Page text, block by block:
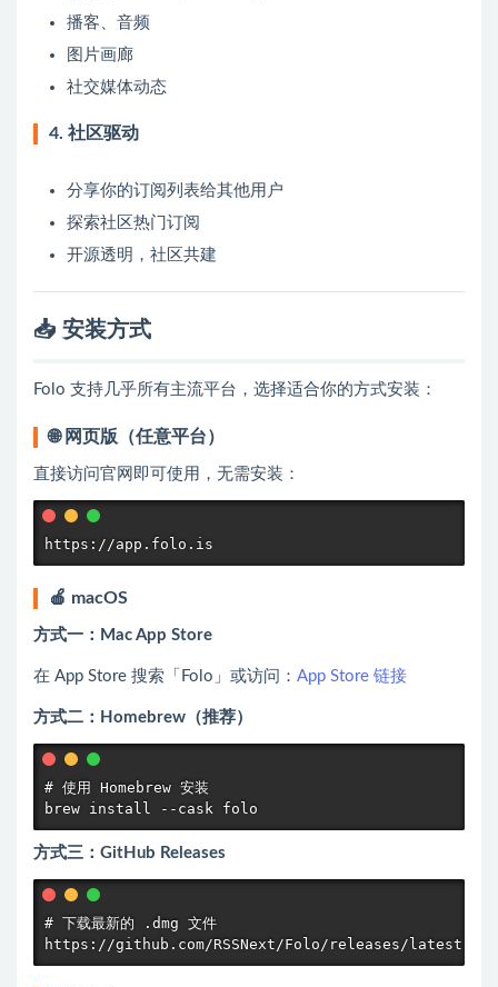
播客、音频
图片画廊
社交媒体动态
4. 社区驱动
分享你的订阅列表给其他用户
探索社区热门订阅
开源透明，社区共建
📥 安装方式
Folo 支持几乎所有主流平台，选择适合你的方式安装：
🌐 网页版（任意平台）
直接访问官网即可使用，无需安装：
https://app.folo.is
🍎 macOS
方式一：Mac App Store
在 App Store 搜索「Folo」或访问： App Store 链接
方式二：Homebrew（推荐）
# 使用 Homebrew 安装
brew install --cask folo
方式三：GitHub Releases
# 下载最新的 .dmg 文件
https://github.com/RSSNext/Folo/releases/latest